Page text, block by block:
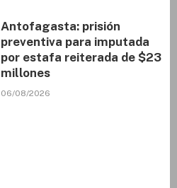
Antofagasta: prisión
preventiva para imputada
por estafa reiterada de $23
millones
06/08/2026